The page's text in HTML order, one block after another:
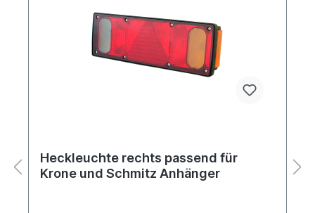
Heckleuchte rechts passend für
Krone und Schmitz Anhänger